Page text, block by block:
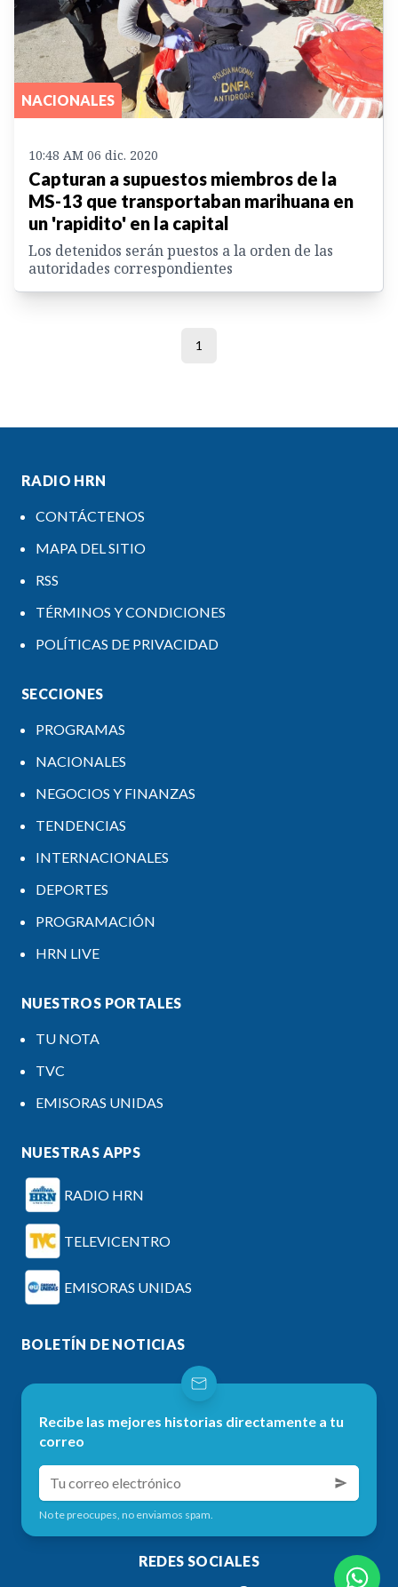
NACIONALES
10:48 AM 06 dic. 2020
Capturan a supuestos miembros de la
MS-13 que transportaban marihuana en
un 'rapidito' en la capital
Los detenidos serán puestos a la orden de las
autoridades correspondientes
1
RADIO HRN
CONTÁCTENOS
MAPA DEL SITIO
RSS
TÉRMINOS Y CONDICIONES
POLÍTICAS DE PRIVACIDAD
SECCIONES
PROGRAMAS
NACIONALES
NEGOCIOS Y FINANZAS
TENDENCIAS
INTERNACIONALES
DEPORTES
PROGRAMACIÓN
HRN LIVE
NUESTROS PORTALES
TU NOTA
TVC
EMISORAS UNIDAS
NUESTRAS APPS
RADIO HRN
TELEVICENTRO
EMISORAS UNIDAS
BOLETÍN DE NOTICIAS
Recibe las mejores historias directamente a tu
correo
No te preocupes, no enviamos spam.
REDES SOCIALES